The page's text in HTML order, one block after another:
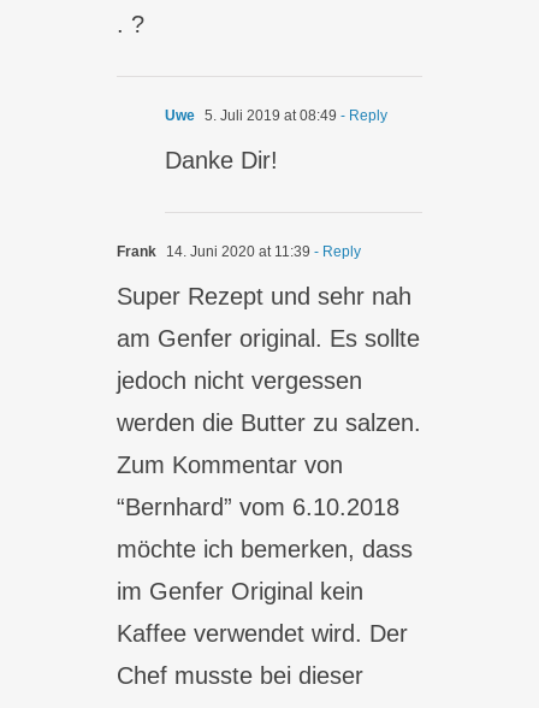
. ?
Uwe 5. Juli 2019 at 08:49 - Reply
Danke Dir!
Frank 14. Juni 2020 at 11:39 - Reply
Super Rezept und sehr nah
am Genfer original. Es sollte
jedoch nicht vergessen
werden die Butter zu salzen.
Zum Kommentar von
“Bernhard” vom 6.10.2018
möchte ich bemerken, dass
im Genfer Original kein
Kaffee verwendet wird. Der
Chef musste bei dieser